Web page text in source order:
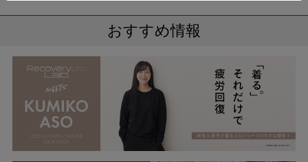
おすすめ情報